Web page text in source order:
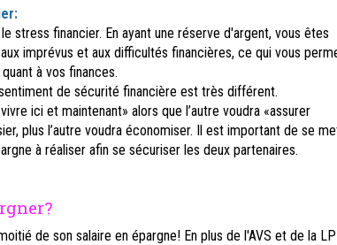
stress financier. En ayant une réserve d'argent, vous êtes
imprévus et aux difficultés financières, ce qui vous
à vos finances.
de sécurité financière est très différent.
ici et maintenant» alors que l’autre voudra «assurer
plus l’autre voudra économiser. Il est important de se
à réaliser afin se sécuriser les deux partenaires.
de son salaire en épargne! En plus de l'AVS et de la